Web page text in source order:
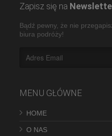
Zapisz się na
Bądź pewny, że nie
biura podróży!
MENU GŁÓWNE
HOME
O NAS